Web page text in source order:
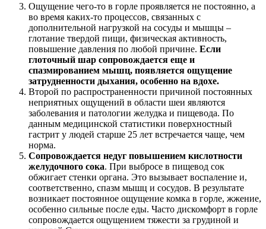
Ощущение чего-то в горле проявляется не постоянно, а
во время каких-то процессов, связанных с
дополнительной нагрузкой на сосуды и мышцы –
глотание твердой пищи, физическая активность,
повышение давления по любой причине. Если
глоточный шар сопровождается еще и
спазмированием мышц, появляется ощущение
затрудненности дыхания, особенно на вдохе.
Второй по распространенности причиной постоянных
неприятных ощущений в области шеи являются
заболевания и патологии желудка и пищевода. По
данным медицинской статистики поверхностный
гастрит у людей старше 25 лет встречается чаще, чем
норма.
Сопровождается недуг повышением кислотности
желудочного сока. При выбросе в пищевод сок
обжигает стенки органа. Это вызывает воспаление и,
соответственно, спазм мышц и сосудов. В результате
возникает постоянное ощущение комка в горле, жжение,
особенно сильные после еды. Часто дискомфорт в горле
сопровождается ощущением тяжести за грудиной и